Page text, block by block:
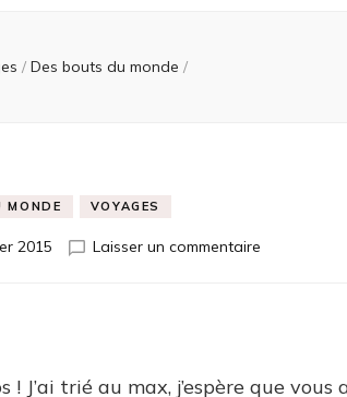
/ Des bouts du monde /
MONDE VOYAGES
2015 Laisser un commentaire
trié au max, j’espère que vous